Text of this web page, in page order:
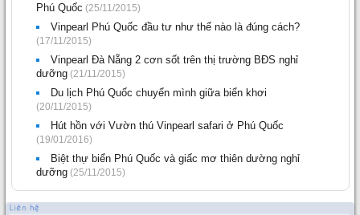
Phú Quốc (25/11/2015)
Vinpearl Phú Quốc đầu tư như thế nào là đúng cách?
(17/11/2015)
Vinpearl Đà Nẵng 2 cơn sốt trên thị trường BĐS nghỉ
dưỡng (21/11/2015)
Du lịch Phú Quốc chuyển mình giữa biển khơi
(20/11/2015)
Hút hồn với Vườn thú Vinpearl safari ở Phú Quốc
(19/01/2016)
Biệt thự biển Phú Quốc và giấc mơ thiên dường nghỉ
dưỡng (25/11/2015)